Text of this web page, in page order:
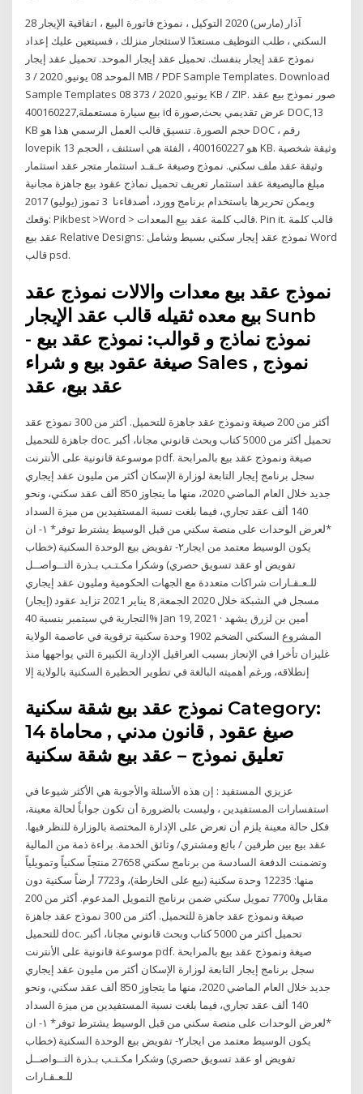
28 آذار (مارس) 2020 التوكيل ، نموذج فاتورة البيع ، اتفاقية الإيجار
السكني ، طلب التوظيف مستعدًا لاستئجار منزلك ، فسيتعين عليك إعداد
نموذج عقد إيجار بنفسك. تحميل عقد إيجار الموحد. تحميل عقد إيجار
الموحد 08 يونيو, 2020 / 3 MB / PDF Sample Templates. Download
Sample Templates 08 يونيو, 2020 / 373 KB / ZIP. صور نموذج بيع عقد
بيع سيارة مستعملة,400160227 id عرض تقديمي بحث,صورة DOC,13
KB حجم الصورة. تنسيق قالب العمل الرسمي هذا هو DOC ، رقم
lovepik هو 400160227 ، الفئة هي استئنف ، الحجم 13 KB. وثيقة شخصية
وثيقة عقد ملف سكني. نموذج وصيغة عـقـد استثمار متجر عقد استثمار
مبلغ ماليصيغة عقد استثمار تعريف تحميل نماذج عقود بيع جاهزة مجانية
ويمكن تحريرها باستخدام برنامج وورد، أصدقاءنا 3 تموز (يوليو) 2017
وقعك: Pikbest >Word > قالب كلمة عقد بيع المعدات. Pin it. قالب كلمة
عقد بيع Relative Designs: نموذج عقد إيجار سكني بسيط وشامل Word
قالب psd.
نموذج عقد بيع معدات والالات نموذج عقد
بيع معده ثقيله قالب عقد الإيجار Sunb
نموذج نماذج و قوالب: نموذج عقد بيع -
صيغة عقود بيع و شراء Sales , نموذج
أكثر من 200 صيغة ونموذج عقد جاهزة للتحميل. أكثر من 300 نموذج عقد
جاهزة للتحميل doc. تحميل أكثر من 5000 كتاب وبحث قانوني مجانا، أكبر
موسوعة قانونية على الأنترنت pdf. صيغة ونموذج عقد بيع بالمرابحة
سجل برنامج إيجار التابعة لوزارة الإسكان أكثر من مليون عقد إيجاري
جديد خلال العام الماضي 2020، منها ما يتجاوز 850 ألف عقد سكني، ونحو
140 ألف عقد تجاري، فيما بلغت نسبة المستفيدين من ميزة السداد
*لعرض الوحدات على منصة سكني من قبل الوسيط يشترط توفر* ١- ان
يكون الوسيط معتمد من ايجار٢- تفويض بيع الوحدة السكنية (خطاب
تفويض او عقد تسويق حصري) وشكرا مكـتـب بـذرة التــواصــل
للـعـقـارات شراكات متعددة مع الجهات الحكومية ومليون عقد إيجاري
مسجل في الشبكة خلال 2020 الجمعة, 8 يناير 2021 تزايد عقود (إيجار)
التجارية في سبتمبر بنسبة 40% Jan 19, 2021 · أمين بن لزرق يشهد
المشروع السكني الضخم 1902 وحدة سكنية ترقوية في عاصمة الولاية
غليزان تأخرا في الإنجاز بسبب العراقيل الإدارية الكبيرة التي يواجهها منذ
إنطلاقه، ورغم أهميته البالغة في تطوير الحظيرة السكنية بالولاية إلا
نموذج عقد بيع شقة سكنية Category:
صيغ عقود , قانون مدني , محاماة 14
تعليق نموذج – عقد بيع شقة سكنية
عزيزي المستفيد : إن هذه الأسئلة والأجوبة هي الأكثر شيوعا في
استفسارات المستفيدين ، وليست بالضرورة أن تكون جواباً لحالة معينة،
فكل حالة معينة يلزم أن تعرض على الإدارة المختصة بالوزارة للنظر فيها.
عقد بيع بين طرفين / بائع ومشتري/ وثائق الخدمة. براءة ذمة من المالية
وتضمنت الدفعة السادسة من برنامج سكني 27658 منتجاً سكنياً وتمويلياً
منها: 12235 وحدة سكنية (بيع على الخارطة)، و7723 أرضاً سكنية دون
مقابل و7700 تمويل سكني ضمن برنامج التمويل المدعوم. أكثر من 200
صيغة ونموذج عقد جاهزة للتحميل. أكثر من 300 نموذج عقد جاهزة
للتحميل doc. تحميل أكثر من 5000 كتاب وبحث قانوني مجانا، أكبر
موسوعة قانونية على الأنترنت pdf. صيغة ونموذج عقد بيع بالمرابحة
سجل برنامج إيجار التابعة لوزارة الإسكان أكثر من مليون عقد إيجاري
جديد خلال العام الماضي 2020، منها ما يتجاوز 850 ألف عقد سكني، ونحو
140 ألف عقد تجاري، فيما بلغت نسبة المستفيدين من ميزة السداد
*لعرض الوحدات على منصة سكني من قبل الوسيط يشترط توفر* ١- ان
يكون الوسيط معتمد من ايجار٢- تفويض بيع الوحدة السكنية (خطاب
تفويض او عقد تسويق حصري) وشكرا مكـتـب بـذرة التــواصــل
للـعـقـارات